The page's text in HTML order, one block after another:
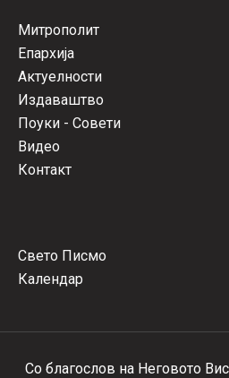
Митрополит
Епархија
Актуелности
Издаваштво
Поуки - Совети
Видео
Контакт
Свето Писмо
Календар
Со благослов на Неговото